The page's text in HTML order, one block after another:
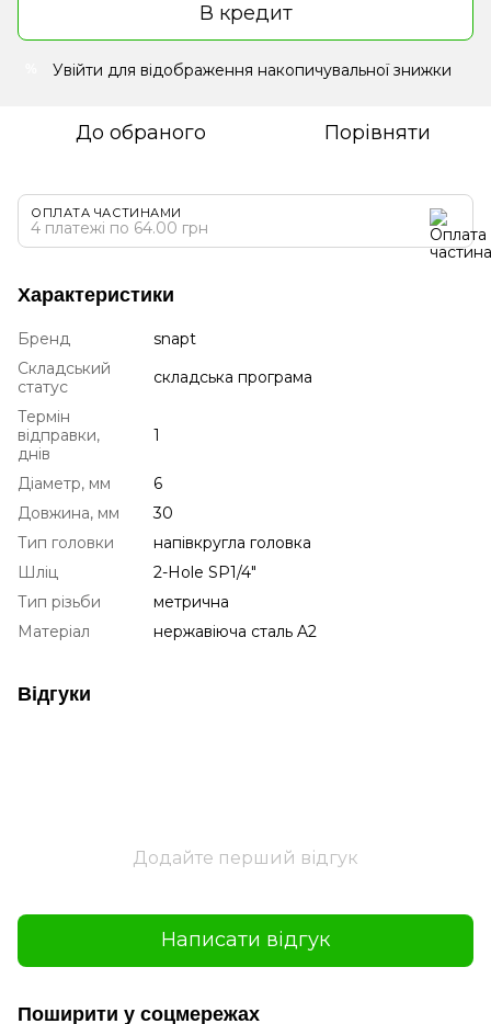
В кредит
Увійти для відображення накопичувальної знижки
До обраного Порівняти
ОПЛАТА ЧАСТИНАМИ
4 платежі по 64.00 грн
Характеристики
Бренд
snapt
Складський
статус
складська програма
Термін
відправки,
днів
1
Діаметр, мм
6
Довжина, мм
30
Тип головки
напівкругла головка
Шліц
2-Hole SP1/4"
Тип різьби
метрична
Матеріал
нержавіюча сталь A2
Відгуки
Додайте перший відгук
Написати відгук
Поширити у соцмережах